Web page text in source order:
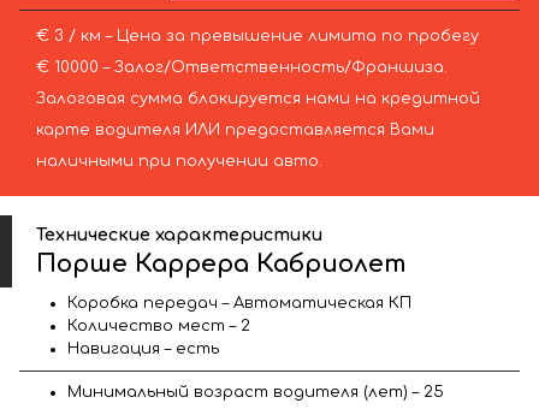
€ 3 / км – Цена за превышение лимита по пробегу
€ 10000 – Залог/Ответственность/Франшиза.
Залоговая сумма блокируется нами на кредитной
карте водителя ИЛИ предоставляется Вами
наличными при получении авто.
Технические характеристики
Порше Каррера Кабриолет
Коробка передач – Автоматическая КП
Количество мест – 2
Навигация – есть
Минимальный возраст водителя (лет) – 25